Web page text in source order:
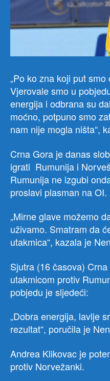
„Po ko zna koji put
Vjerovale smo u
energija i odbrana su
moćno, potpuno smo
nam nije mogla ništa“,
Crna Gora je danas
igrati Rumunija i
Rumunija ne izgubi
proslavi plasman na OI.
„Mirne glave možemo
uživamo. Smatram da
utakmica“, kazala je
Sjutra (16 časova)
utakmicom protiv
pobjedu je sljedeći:
„Dobra energija, lavlje
rezultat“, poručila je
Andrea Klikovac je
protiv Norvežanki.